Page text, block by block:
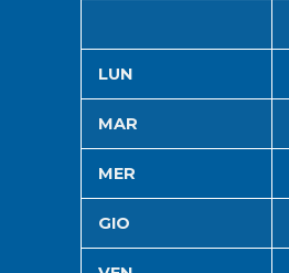
LUN
MAR
MER
GIO